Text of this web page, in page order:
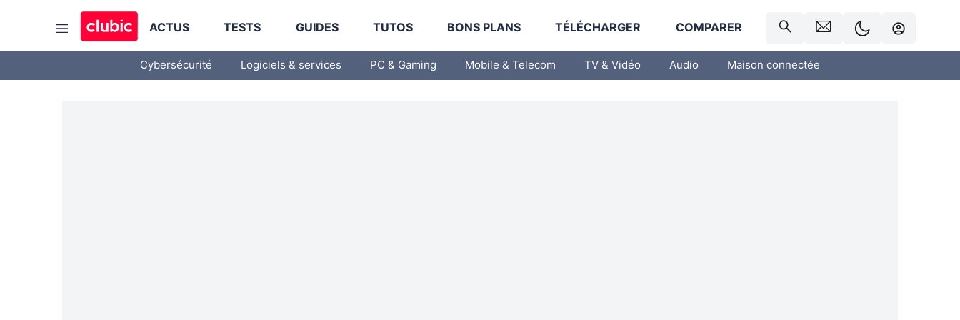
ACTUS TESTS GUIDES TUTOS BONS PLANS TÉLÉCHARGER COMPARER
Cybersécurité Logiciels & services PC & Gaming Mobile & Telecom TV & Vidéo Audio Maison connectée